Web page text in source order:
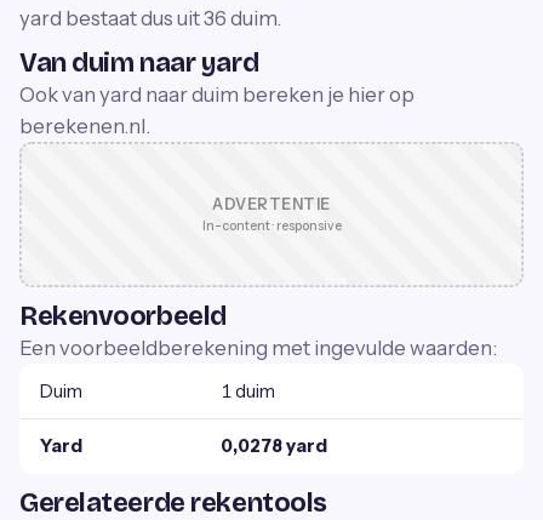
yard bestaat dus uit 36 duim.
Van duim naar yard
Ook van yard naar duim bereken je hier op
berekenen.nl.
ADVERTENTIE
In-content · responsive
Rekenvoorbeeld
Een voorbeeldberekening met ingevulde waarden:
Duim 1 duim
Yard 0,0278 yard
Gerelateerde rekentools